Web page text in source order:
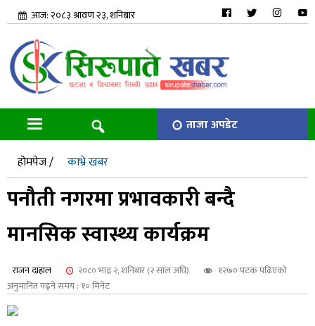
आज: २०८३ श्रावण २३, शनिबार
ताजा अपडेट
होमपेज /
काभ्रे खबर
पनौती नगरमा प्रभावकारी बन्दै
मानसिक स्वास्थ्य कार्यक्रम
राजन दाहाल २०८० भाद्र २, शनिबार (२ साल अघि)
१२७० पटक पढिएको
अनुमानित पढ्ने समय : १० मिनेट